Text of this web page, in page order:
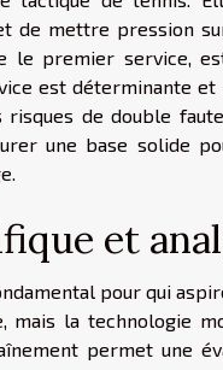
de mettre pression
le premier service,
est déterminante
de double
une base solide
et
pour qui
la technologie
permet une